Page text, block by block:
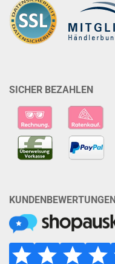
SICHER BEZAHLEN
KUNDENBEWERTUNGEN